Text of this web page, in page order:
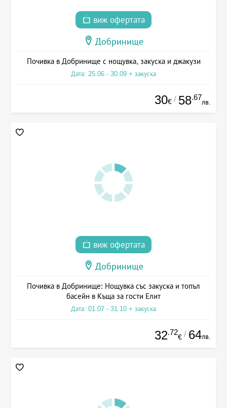
виж офертата
Добринище
Почивка в Добринище с нощувка, закуска и джакузи
Дата: 25.06 - 30.09 + закуска
30€ / 58.67
лв.
виж офертата
Добринище
Почивка в Добринище: Нощувка със закуска и топъл
басейн в Къща за гости Елит
Дата: 01.07 - 31.10 + закуска
32.72
€ / 64лв.